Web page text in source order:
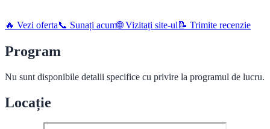
🔥 Vezi oferta📞 Sunați acum🌐 Vizitați site-ul 📝 Trimite recenzie
Program
Nu sunt disponibile detalii specifice cu privire la programul de lucru.
Locație